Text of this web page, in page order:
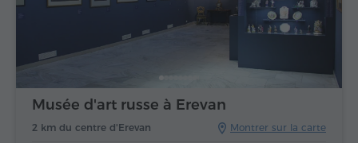
Montrer sur la carte
2 km du centre d'Erevan
Musée d'art russe à Erevan